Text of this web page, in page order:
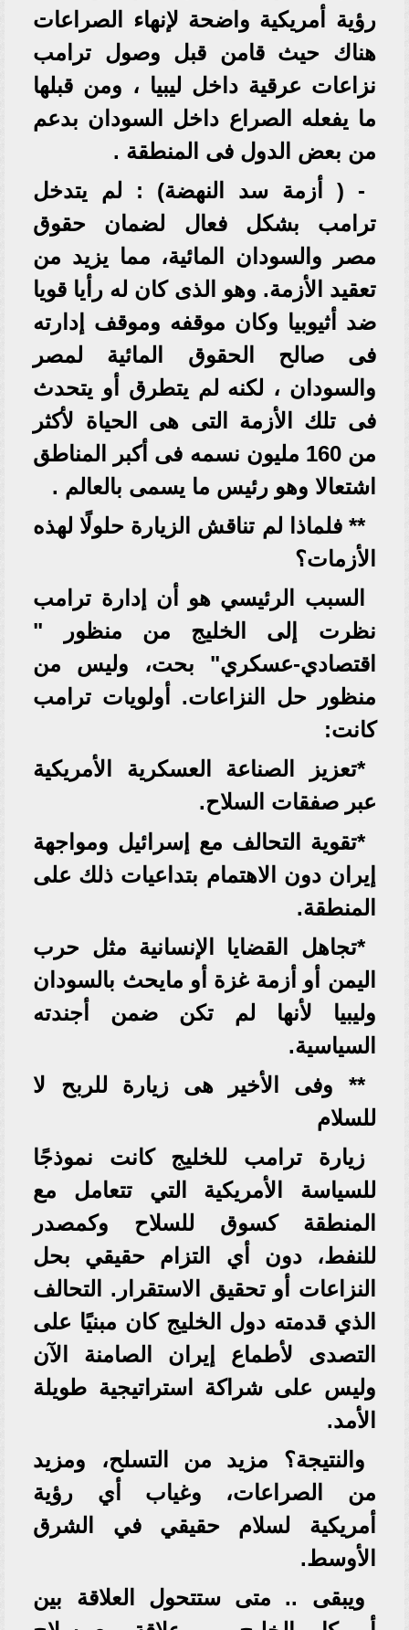
رؤية أمريكية واضحة لإنهاء الصراعات
هناك حيث قامن قبل وصول ترامب
نزاعات عرقية داخل ليبيا ، ومن قبلها
ما يفعله الصراع داخل السودان بدعم
من بعض الدول فى المنطقة .
- ( أزمة سد النهضة) : لم يتدخل
ترامب بشكل فعال لضمان حقوق
مصر والسودان المائية، مما يزيد من
تعقيد الأزمة. وهو الذى كان له رأيا قويا
ضد أثيوبيا وكان موقفه وموقف إدارته
فى صالح الحقوق المائية لمصر
والسودان ، لكنه لم يتطرق أو يتحدث
فى تلك الأزمة التى هى الحياة لأكثر
من 160 مليون نسمه فى أكبر المناطق
اشتعالا وهو رئيس ما يسمى بالعالم .
** فلماذا لم تناقش الزيارة حلولًا لهذه
الأزمات؟
السبب الرئيسي هو أن إدارة ترامب
نظرت إلى الخليج من منظور "
اقتصادي-عسكري" بحت، وليس من
منظور حل النزاعات. أولويات ترامب
كانت:
*تعزيز الصناعة العسكرية الأمريكية
عبر صفقات السلاح.
*تقوية التحالف مع إسرائيل ومواجهة
إيران دون الاهتمام بتداعيات ذلك على
المنطقة.
*تجاهل القضايا الإنسانية مثل حرب
اليمن أو أزمة غزة أو مايحث بالسودان
وليبيا لأنها لم تكن ضمن أجندته
السياسية.
** وفى الأخير هى زيارة للربح لا
للسلام
زيارة ترامب للخليج كانت نموذجًا
للسياسة الأمريكية التي تتعامل مع
المنطقة كسوق للسلاح وكمصدر
للنفط، دون أي التزام حقيقي بحل
النزاعات أو تحقيق الاستقرار. التحالف
الذي قدمته دول الخليج كان مبنيًا على
التصدى لأطماع إيران الصامنة الآن
وليس على شراكة استراتيجية طويلة
الأمد.
والنتيجة؟ مزيد من التسلح، ومزيد
من الصراعات، وغياب أي رؤية
أمريكية لسلام حقيقي في الشرق
الأوسط.
ويبقى .. متى ستتحول العلاقة بين